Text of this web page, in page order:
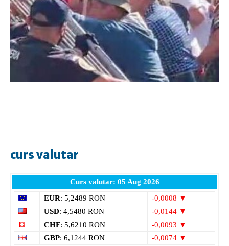
curs valutar
Curs valutar: 05 Aug 2026
EUR: 5,2489 RON
-0,0008 ▼
USD: 4,5480 RON
-0,0144 ▼
CHF: 5,6210 RON
-0,0093 ▼
GBP: 6,1244 RON
-0,0074 ▼